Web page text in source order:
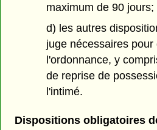
maximum de 90 jours;
d) les autres
juge nécessaires
l'ordonnance, y
de reprise de
l'intimé.
Dispositions obligatoires